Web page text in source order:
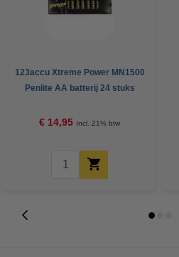
123accu Xtreme Power MN1500
Penlite AA batterij 24 stuks
€ 14,95 Incl. 21% btw